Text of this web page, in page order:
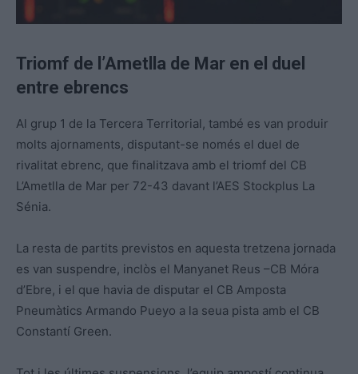
Triomf de l’Ametlla de Mar en el duel
entre ebrencs
Al grup 1 de la Tercera Territorial, també es van produir
molts ajornaments, disputant-se només el duel de
rivalitat ebrenc, que finalitzava amb el triomf del CB
L’Ametlla de Mar per 72-43 davant l’AES Stockplus La
Sénia.
La resta de partits previstos en aquesta tretzena jornada
es van suspendre, inclòs el Manyanet Reus –CB Móra
d’Ebre, i el que havia de disputar el CB Amposta
Pneumàtics Armando Pueyo a la seua pista amb el CB
Constantí Green.